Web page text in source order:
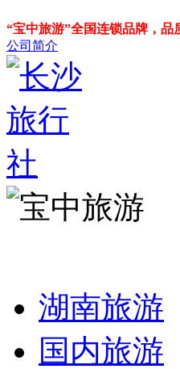
“宝中旅游”全国连锁品牌，品
公司简介
湖南旅游
国内旅游